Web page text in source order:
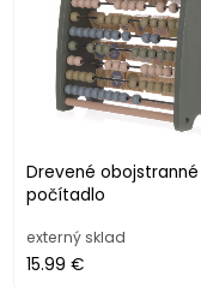
Drevené obojstranné
počítadlo
externý sklad
15.99 €